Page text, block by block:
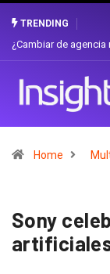
TRENDING
Gabriela Herrera y
Home
Sony